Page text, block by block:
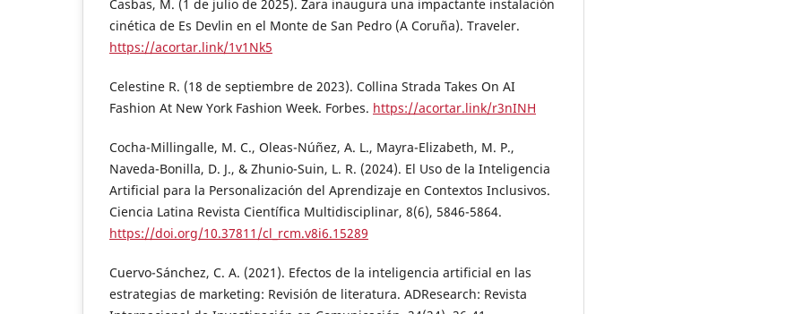
Casbas, M. (1 de julio de 2025). Zara inaugura una impactante instalación
cinética de Es Devlin en el Monte de San Pedro (A Coruña). Traveler.
https://acortar.link/1v1Nk5
Celestine R. (18 de septiembre de 2023). Collina Strada Takes On AI
Fashion At New York Fashion Week. Forbes. https://acortar.link/r3nINH
Cocha-Millingalle, M. C., Oleas-Núñez, A. L., Mayra-Elizabeth, M. P.,
Naveda-Bonilla, D. J., & Zhunio-Suin, L. R. (2024). El Uso de la Inteligencia
Artificial para la Personalización del Aprendizaje en Contextos Inclusivos.
Ciencia Latina Revista Científica Multidisciplinar, 8(6), 5846-5864.
https://doi.org/10.37811/cl_rcm.v8i6.15289
Cuervo-Sánchez, C. A. (2021). Efectos de la inteligencia artificial en las
estrategias de marketing: Revisión de literatura. ADResearch: Revista